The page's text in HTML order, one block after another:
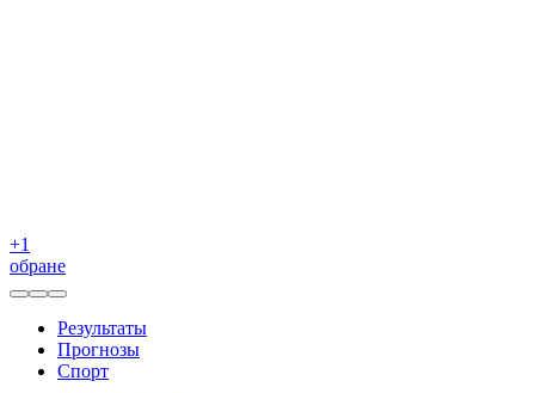
+1
обране
Результаты
Прогнозы
Спорт